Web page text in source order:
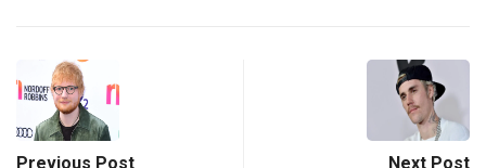
Previous Post Next Post